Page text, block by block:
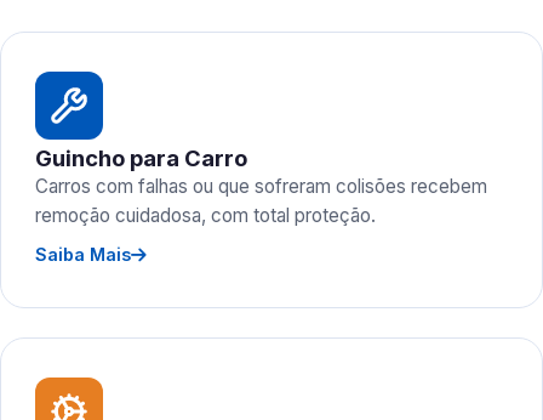
Guincho para Carro
Carros com falhas ou que sofreram colisões recebem
remoção cuidadosa, com total proteção.
Saiba Mais